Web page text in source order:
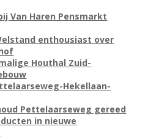
Van Haren Pensmarkt
enthousiast over
Houthal Zuid-
Hekellaan-
Pettelaarseweg gereed
in nieuwe